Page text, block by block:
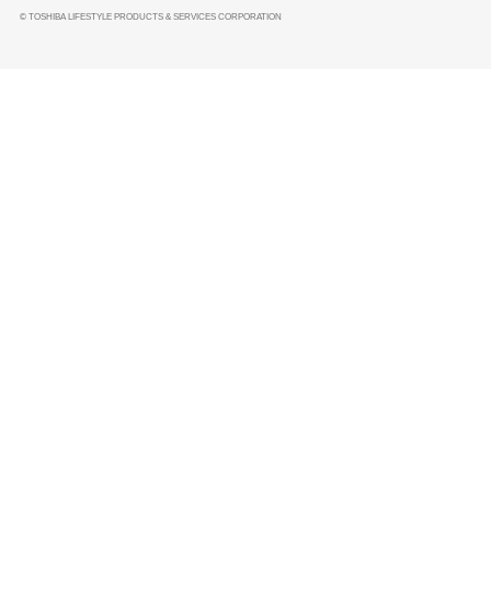
© TOSHIBA LIFESTYLE PRODUCTS & SERVICES CORPORATION